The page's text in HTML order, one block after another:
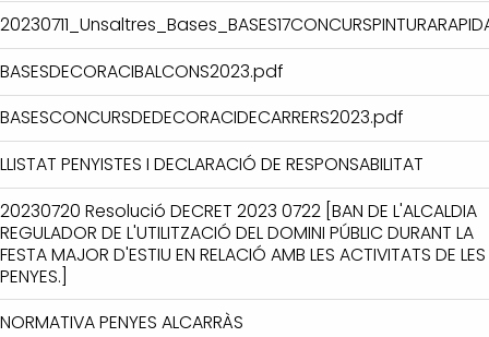
BASESDECORACIBALCONS2023.pdf
BASESCONCURSDEDECORACIDECARRERS2023.pdf
LLISTAT PENYISTES I DECLARACIÓ DE RESPONSABILITAT
20230720 Resolució DECRET 2023 0722 [BAN DE L'ALCALDIA
REGULADOR DE L'UTILITZACIÓ DEL DOMINI PÚBLIC DURANT LA
FESTA MAJOR D'ESTIU EN RELACIÓ AMB LES ACTIVITATS DE LES
PENYES.]
NORMATIVA PENYES ALCARRÀS